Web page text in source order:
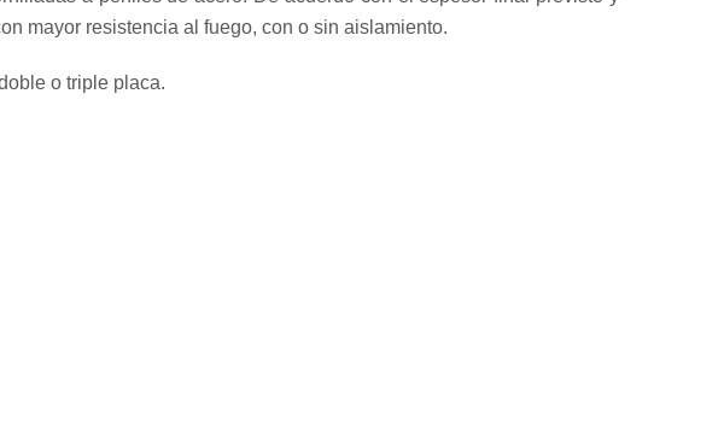
mayor resistencia al fuego, con o sin aislamiento.
o triple placa.